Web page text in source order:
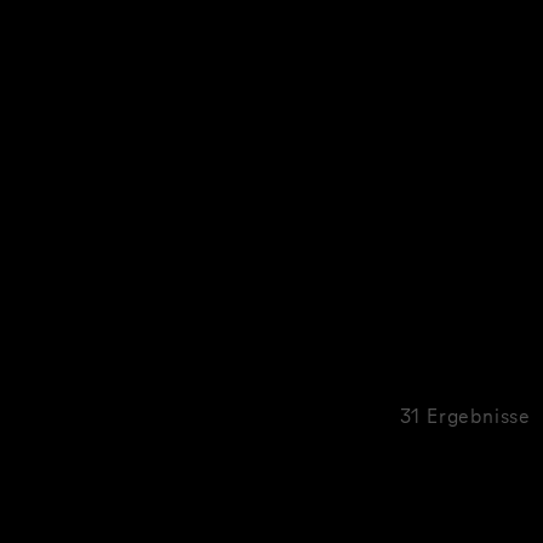
31 Ergebnisse